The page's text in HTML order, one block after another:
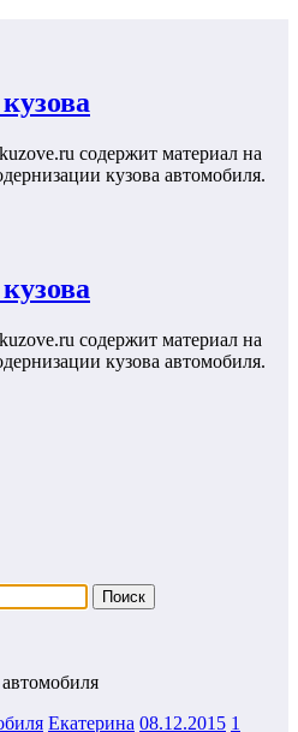
содержит материал на
кузова автомобиля.
содержит материал на
кузова автомобиля.
Екатерина 08.12.2015 1